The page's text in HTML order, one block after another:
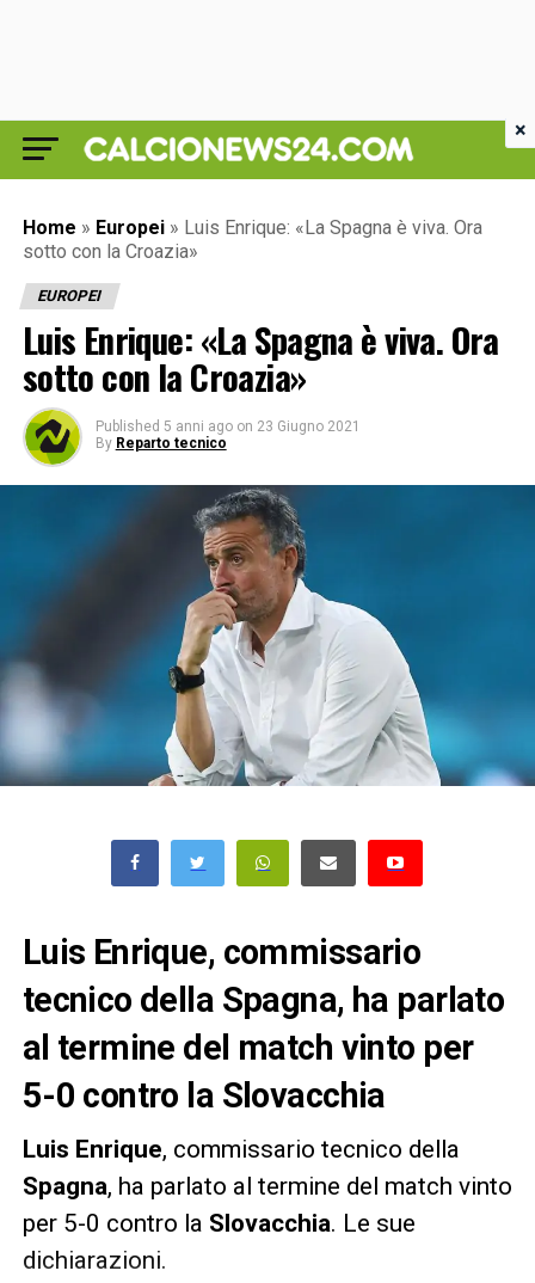
Home » Europei » Luis Enrique: «La Spagna è viva. Ora
sotto con la Croazia»
EUROPEI
Luis Enrique: «La Spagna è viva. Ora
sotto con la Croazia»
Published 5 anni ago on 23 Giugno 2021
By Reparto tecnico
Luis Enrique, commissario
tecnico della Spagna, ha parlato
al termine del match vinto per
5-0 contro la Slovacchia
Luis Enrique, commissario tecnico della
Spagna, ha parlato al termine del match vinto
per 5-0 contro la Slovacchia. Le sue
dichiarazioni.
×